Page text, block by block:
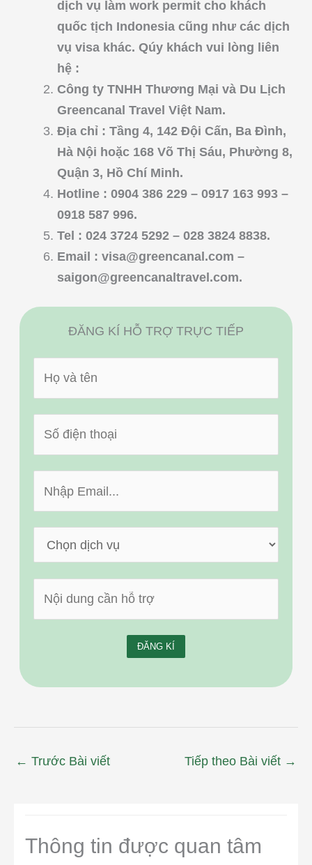
dịch vụ làm work permit cho khách
quốc tịch Indonesia cũng như các dịch
vụ visa khác. Qúy khách vui lòng liên
hệ :
Công ty TNHH Thương Mại và Du Lịch
Greencanal Travel Việt Nam.
Địa chỉ : Tầng 4, 142 Đội Cấn, Ba Đình,
Hà Nội hoặc 168 Võ Thị Sáu, Phường 8,
Quận 3, Hồ Chí Minh.
Hotline : 0904 386 229 – 0917 163 993 –
0918 587 996.
Tel : 024 3724 5292 – 028 3824 8838.
Email : visa@greencanal.com –
saigon@greencanaltravel.com.
ĐĂNG KÍ HỖ TRỢ TRỰC TIẾP
← Trước Bài viết Tiếp theo Bài viết →
Thông tin được quan tâm